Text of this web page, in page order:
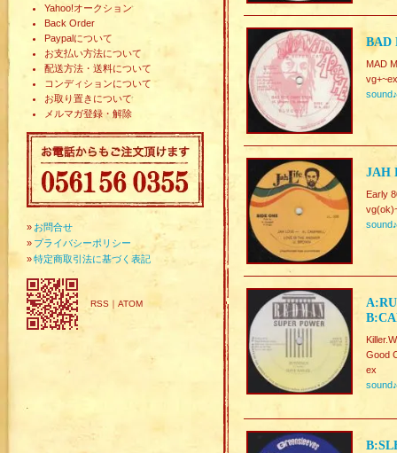
Yahoo!オークション
Back Order
Paypalについて
お支払い方法について
配送方法・送料について
コンディションについて
お取り置きについて
メルマガ登録・解除
» お問合せ
» プライバシーポリシー
»特定商取引法に基づく表記
RSS ｜ ATOM
BAD
MAD
sound♪
JAH
Early
sound♪
Good
ex
sound♪